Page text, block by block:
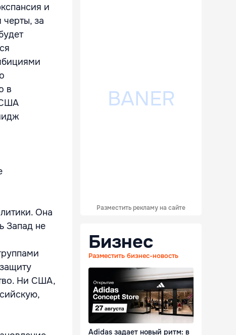
и
за
в
США
Она
Запад не
Ни США,
Разместить рекламу на сайте
Бизнес
Разместить бизнес-новость
Adidas задает новый ритм: в